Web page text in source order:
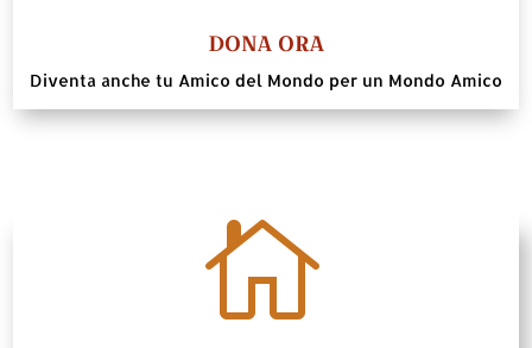
DONA ORA
Diventa anche tu Amico del Mondo per un Mondo Amico
